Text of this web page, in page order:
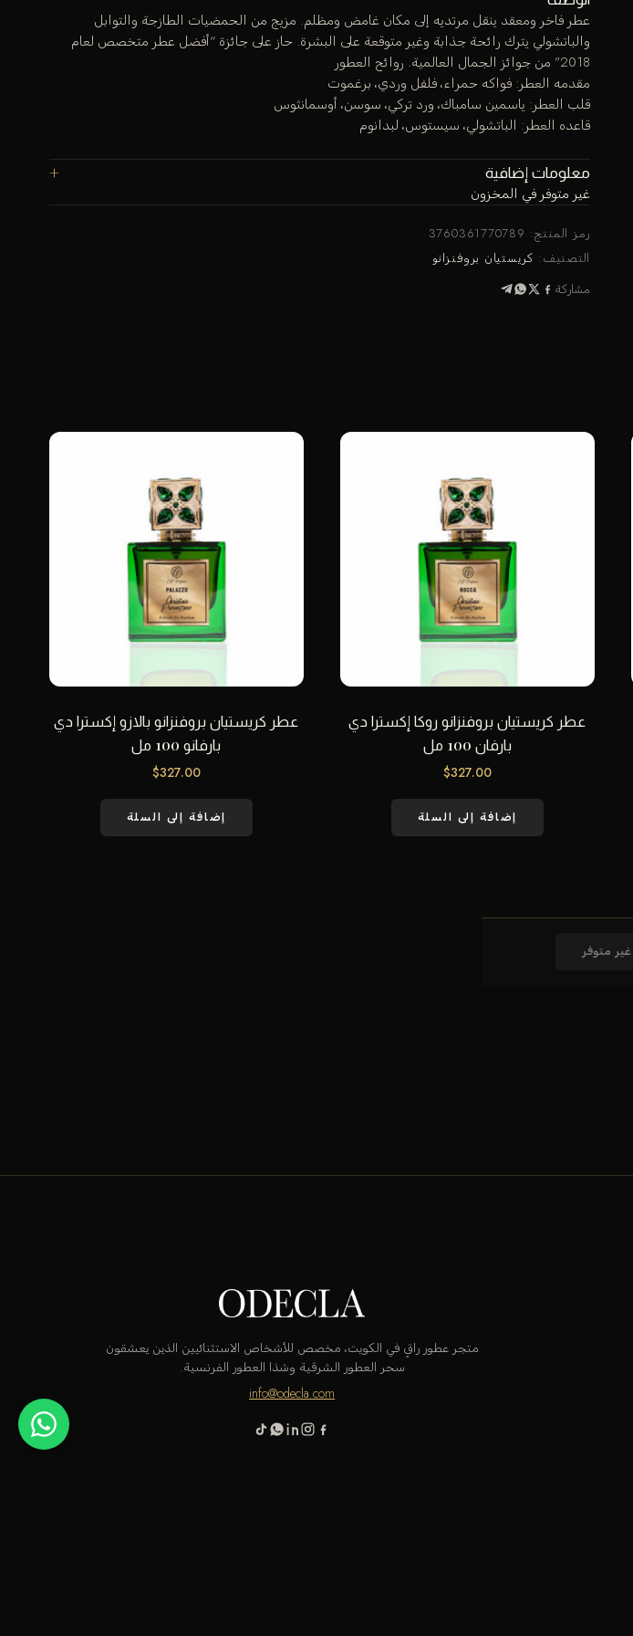
عطر فاخر ومعقد ينقل مرتديه إلى مكان غامض ومظلم. مزيج من الحمضيات الطازجة والتوابل
والباتشولي يترك رائحة جذابة وغير متوقعة على البشرة. حاز على جائزة “أفضل عطر متخصص لعام
2018” من جوائز الجمال العالمية. روائح العطور
مقدمه العطر: فواكه حمراء، فلفل وردي، برغموت
قلب العطر: ياسمين سامباك، ورد تركي، سوسن، أوسمانثوس
قاعده العطر: الباتشولي، سيستوس، لبدانوم
معلومات إضافية
غير متوفر في المخزون
رمز المنتج: 3760361770789
التصنيف: كريستيان بروفنزانو
مشاركة
عطر كريستيان بروفنزانو روكا إكسترا دي
بارفان 100 مل
$327.00
إضافة إلى السلة
عطر كريستيان بروفنزانو بالازو إكسترا دي
بارفانو 100 مل
$327.00
إضافة إلى السلة
غير متوفر
متجر عطور راقٍ في الكويت، مخصص للأشخاص الاستثنائيين الذين يعشقون
سحر العطور الشرقية وشذا العطور الفرنسية.
info@odecla.com